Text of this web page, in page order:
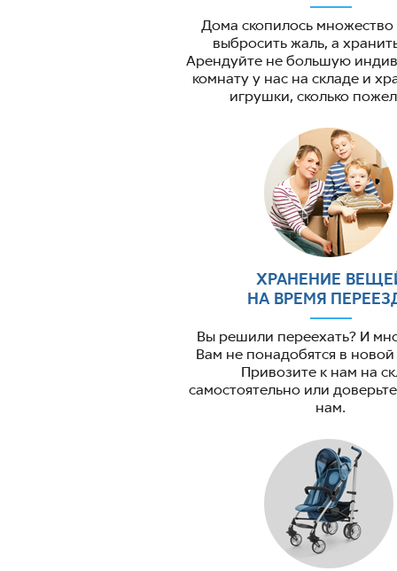
Дома скопилось
выбросить жаль, а
Арендуйте не большую
комнату у нас на складе и
игрушки, сколько
ХРАНЕНИЕ
НА ВРЕМЯ
Вы решили переехать? И
Вам не понадобятся в новой
Привозите к нам на
самостоятельно или
нам.